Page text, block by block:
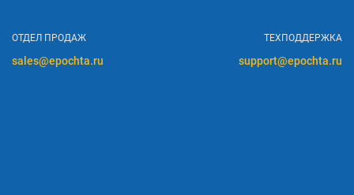
ОТДЕЛ ПРОДАЖ
sales@epochta.ru
ТЕХПОДДЕРЖКА
support@epochta.ru